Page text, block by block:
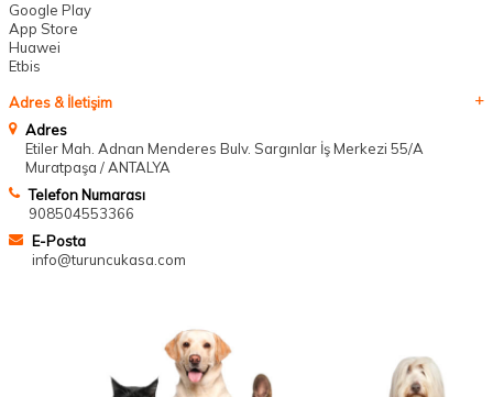
Google Play
App Store
Huawei
Etbis
Adres & İletişim
Adres
Etiler Mah. Adnan Menderes Bulv. Sargınlar İş Merkezi 55/A
Muratpaşa / ANTALYA
Telefon Numarası
908504553366
E-Posta
info@turuncukasa.com